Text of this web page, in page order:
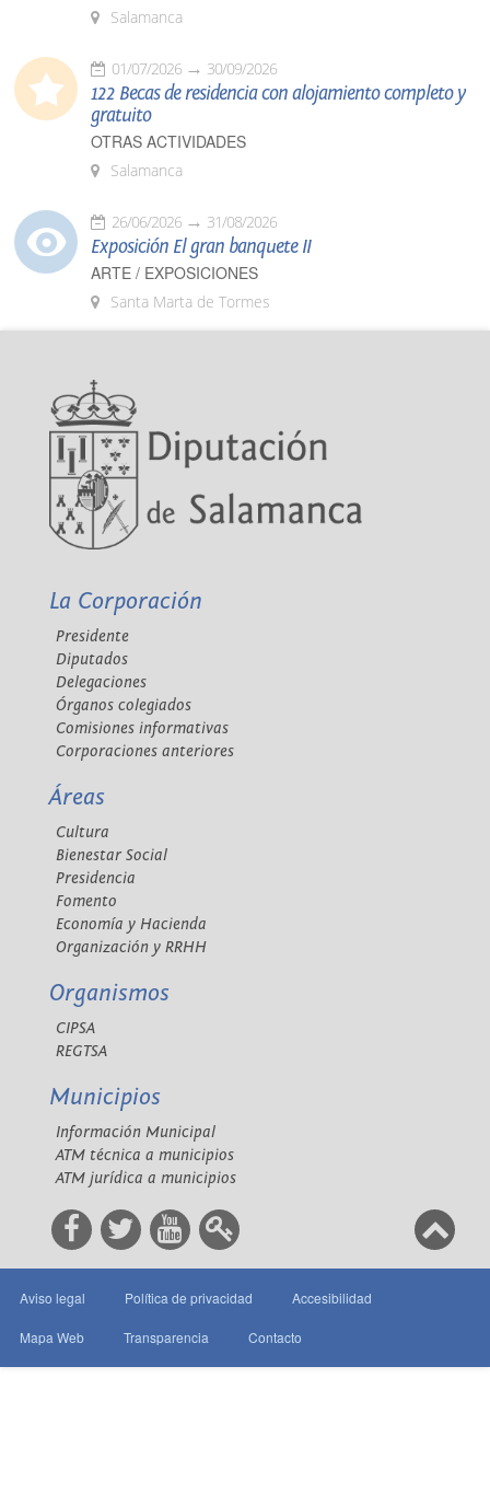
Salamanca
01/07/2026 30/09/2026
122 Becas de residencia con alojamiento completo y
gratuito
OTRAS ACTIVIDADES
Salamanca
26/06/2026 31/08/2026
Exposición El gran banquete II
ARTE / EXPOSICIONES
Santa Marta de Tormes
La Corporación
Presidente
Diputados
Delegaciones
Órganos colegiados
Comisiones informativas
Corporaciones anteriores
Áreas
Cultura
Bienestar Social
Presidencia
Fomento
Economía y Hacienda
Organización y RRHH
Organismos
CIPSA
REGTSA
Municipios
Información Municipal
ATM técnica a municipios
ATM jurídica a municipios
Aviso legal Política de privacidad Accesibilidad
Mapa Web Transparencia Contacto